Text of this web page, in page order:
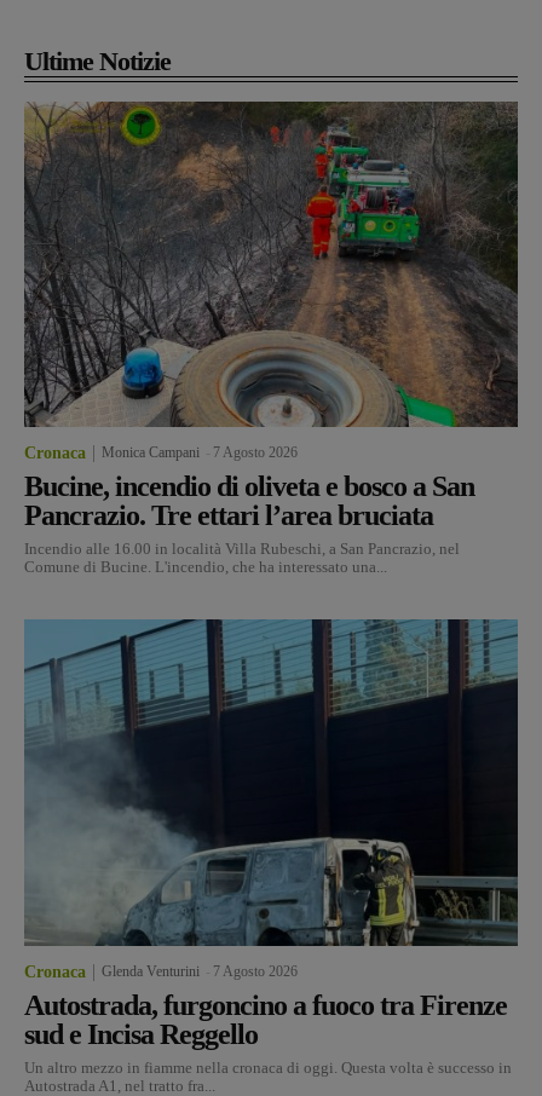
Ultime Notizie
Cronaca Monica Campani 7 Agosto 2026
Bucine, incendio di oliveta e bosco a San
Pancrazio. Tre ettari l’area bruciata
Incendio alle 16.00 in località Villa Rubeschi, a San Pancrazio, nel
Comune di Bucine. L'incendio, che ha interessato una...
Cronaca Glenda Venturini 7 Agosto 2026
Autostrada, furgoncino a fuoco tra Firenze
sud e Incisa Reggello
Un altro mezzo in fiamme nella cronaca di oggi. Questa volta è successo in
Autostrada A1, nel tratto fra...